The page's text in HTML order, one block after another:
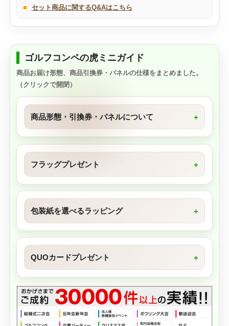
■ セット商品に関するQ&Aはこちら
ゴルフコンペの虎ミニガイド
商品お届け形態、商品引換券・パネルの仕様をまとめました。
（クリックで開閉）
商品形態・引換券・パネルについて
フラッグプレゼント
包装紙を選べるラッピング
QUOカードプレゼント